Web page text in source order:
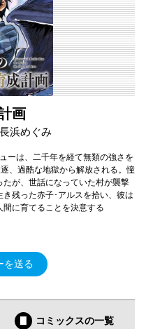
画
浜めぐみ
ーは、二千年を経て無類の強さを
、過酷な地獄から解放される。憧
が、世話になっていた村が襲撃
残った赤子･アルスを拾い、彼は
に育てることを決意する
を送る
コミックスの一覧